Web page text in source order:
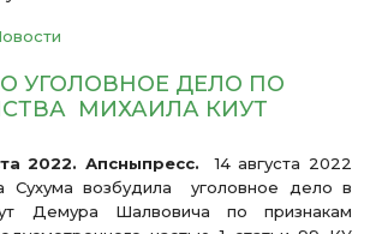
УГОЛОВНОЕ ДЕЛО ПО
МИХАИЛА КИУТ
2022. Апсныпресс.14 августа 2022
Сухума возбудила уголовное дело в
Демура Шалвовича по признакам